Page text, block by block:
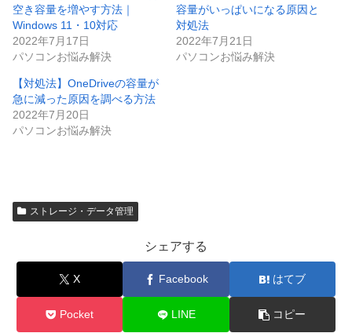
空き容量を増やす方法｜
Windows 11・10対応
2022年7月17日
パソコンお悩み解決
容量がいっぱいになる原因と
対処法
2022年7月21日
パソコンお悩み解決
【対処法】OneDriveの容量が
急に減った原因を調べる方法
2022年7月20日
パソコンお悩み解決
ストレージ・データ管理
シェアする
X Facebook はてブ
Pocket LINE コピー